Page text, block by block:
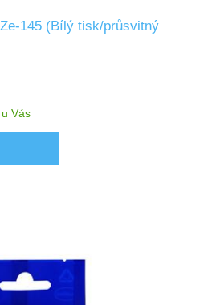
145 (Bílý tisk/průsvitný
u Vás